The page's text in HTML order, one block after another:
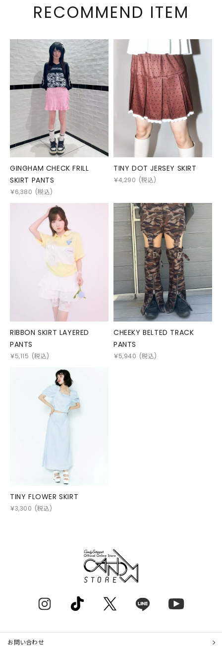
RECOMMEND ITEM
GINGHAM CHECK FRILL
SKIRT PANTS
￥6,380 (税込)
TINY DOT JERSEY SKIRT
￥4,290 (税込)
RIBBON SKIRT LAYERED
PANTS
￥5,115 (税込)
CHEEKY BELTED TRACK
PANTS
￥5,940 (税込)
TINY FLOWER SKIRT
￥3,300 (税込)
お問い合わせ